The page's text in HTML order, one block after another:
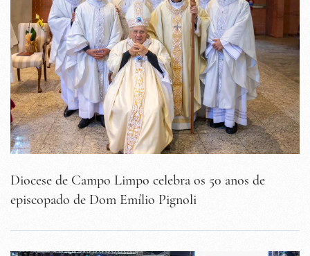
Diocese de Campo Limpo celebra os 50 anos de
episcopado de Dom Emílio Pignoli